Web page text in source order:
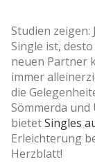
Studien zeigen:
Single ist,
neuen Partner
immer
die
Sömmerda und
bietetSingles
Erleichterung
Herzblatt!